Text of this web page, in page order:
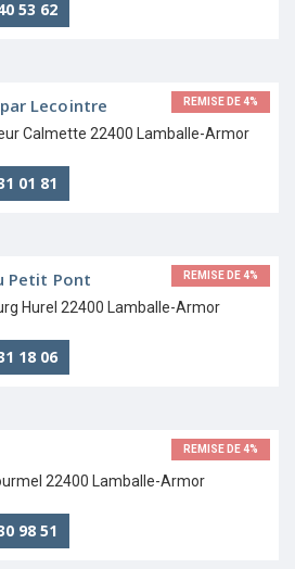
53 62
REMISE DE 4%
Lecointre
Calmette 22400 Lamballe-Armor
01 81
REMISE DE 4%
Petit Pont
Hurel 22400 Lamballe-Armor
18 06
REMISE DE 4%
22400 Lamballe-Armor
98 51